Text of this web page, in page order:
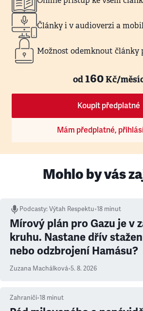
Články i v audioverzi a
Možnost odemknout články
od160Kč/
Koupit předplatné
Mám předplatné,
Mohlo by vás
Podcasty:Výtah Respektu•18 minut
Mírový plán pro Gazu je v
kruhu. Nastane dřív
nebo odzbrojení Hamásu?
Zuzana Machálková•5. 8. 2026
Zahraničí•18 minut